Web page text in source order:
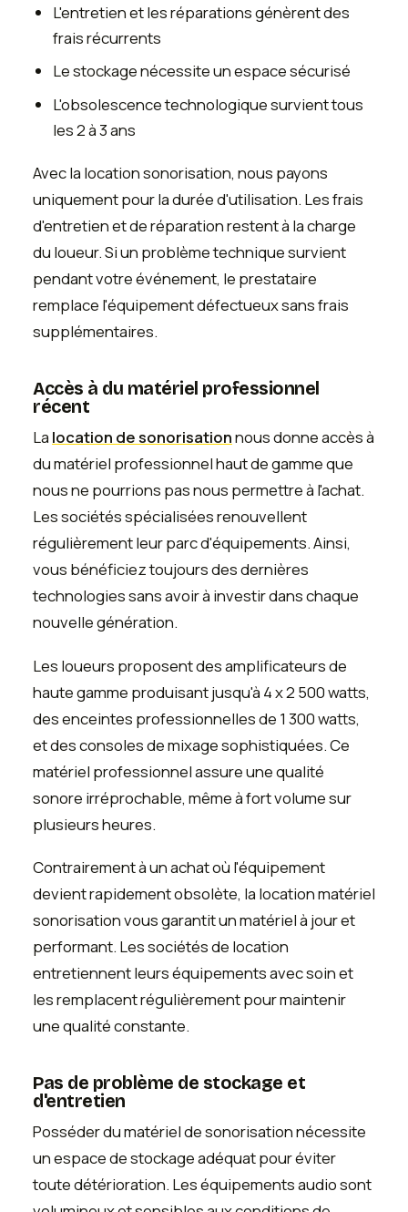
L'entretien et les réparations génèrent des
frais récurrents
Le stockage nécessite un espace sécurisé
L'obsolescence technologique survient tous
les 2 à 3 ans
Avec la location sonorisation, nous payons
uniquement pour la durée d'utilisation. Les frais
d'entretien et de réparation restent à la charge
du loueur. Si un problème technique survient
pendant votre événement, le prestataire
remplace l'équipement défectueux sans frais
supplémentaires.
Accès à du matériel professionnel
récent
La location de sonorisationnous donne accès à
du matériel professionnel haut de gamme que
nous ne pourrions pas nous permettre à l'achat.
Les sociétés spécialisées renouvellent
régulièrement leur parc d'équipements. Ainsi,
vous bénéficiez toujours des dernières
technologies sans avoir à investir dans chaque
nouvelle génération.
Les loueurs proposent des amplificateurs de
haute gamme produisant jusqu'à 4 x 2 500 watts,
des enceintes professionnelles de 1 300 watts,
et des consoles de mixage sophistiquées. Ce
matériel professionnel assure une qualité
sonore irréprochable, même à fort volume sur
plusieurs heures.
Contrairement à un achat où l'équipement
devient rapidement obsolète, la location matériel
sonorisation vous garantit un matériel à jour et
performant. Les sociétés de location
entretiennent leurs équipements avec soin et
les remplacent régulièrement pour maintenir
une qualité constante.
Pas de problème de stockage et
d'entretien
Posséder du matériel de sonorisation nécessite
un espace de stockage adéquat pour éviter
toute détérioration. Les équipements audio sont